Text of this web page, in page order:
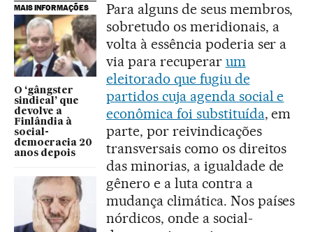
MAIS INFORMAÇÕES
O ‘gângster
sindical’ que
devolve a
Finlândia à
social-
democracia 20
anos depois
Para alguns de seus membros,
sobretudo os meridionais, a
volta à essência poderia ser a
via para recuperar um
eleitorado que fugiu de
partidos cuja agenda social e
econômica foi substituída, em
parte, por reivindicações
transversais como os direitos
das minorias, a igualdade de
gênero e a luta contra a
mudança climática. Nos países
nórdicos, onde a social-